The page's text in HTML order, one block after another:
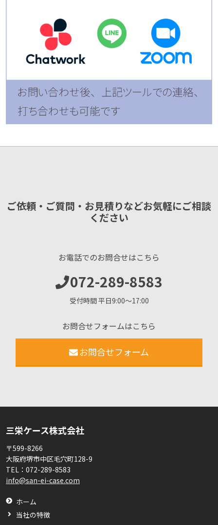
ご依頼・ご質問・お見積りなどお気軽にご相談
ください
お電話でのお問合せはこちら
072-289-8583
受付時間 平日9:00〜17:00
お問合せフォームはこちら
お問合せフォーム
三栄ケース株式会社
〒599-8266
大阪府堺市中区毛穴町128-9
TEL： 072-289-8583
info@san-ei-case.com
ホーム
当社の特徴